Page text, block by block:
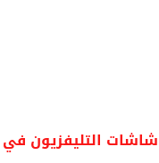
التليفزيون في